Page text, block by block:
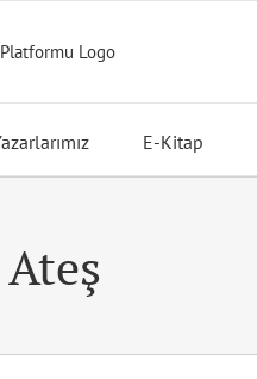
E-Kitap